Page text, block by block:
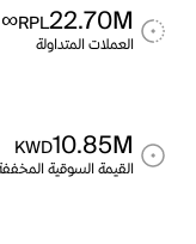
22.70M
RPL
∞
العملات المتداولة
10.85M
KWD
القيمة السوقية